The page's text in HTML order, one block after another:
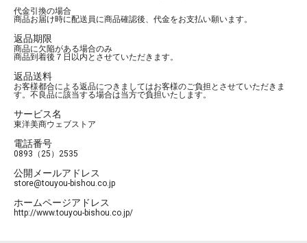
代金引換の場合
商品お届け時に配送員に商品確認後、代金をお支払い願います。
返品期限
商品に欠陥がある場合のみ
商品到着後７日以内とさせていただきます。
返品送料
お客様都合による返品につきましてはお客様のご負担とさせていただきま
す。不良品に該当する場合は当方で負担いたします。
サービス名
東洋美商ウェブストア
電話番号
0893（25）2535
公開メールアドレス
store@touyou-bishou.co.jp
ホームページアドレス
http://www.touyou-bishou.co.jp/